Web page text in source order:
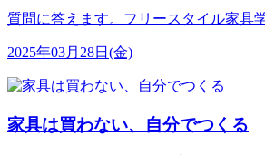
質問に答えます。フリースタイル家具
2025年03月28日(金)
家具は買わない、自分でつくる